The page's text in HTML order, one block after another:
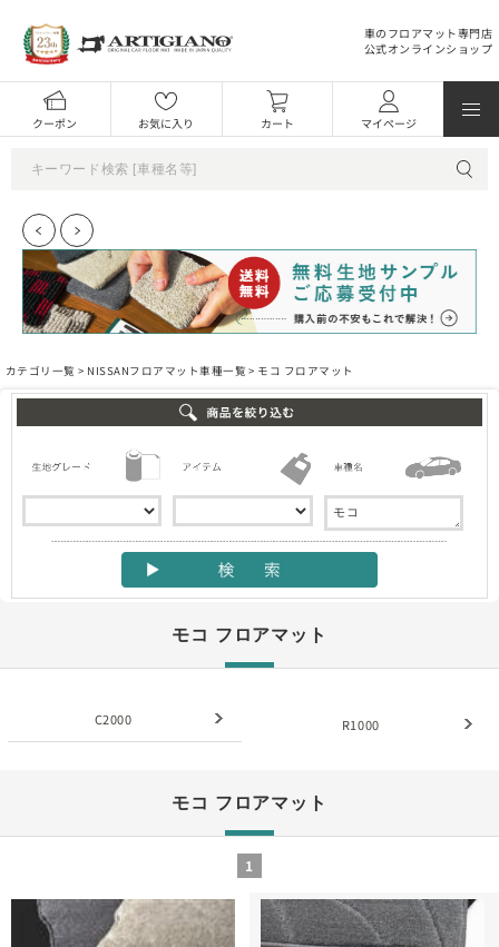
車のフロアマット専門店
公式オンラインショップ
クーポン お気に入り カート マイページ
カテゴリ一覧 > NISSANフロアマット車種一覧 > モコ フロアマット
モコ フロアマット
C2000 R1000
モコ フロアマット
1